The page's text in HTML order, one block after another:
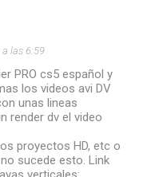
las 6:59
PRO cs5 español y
los videos avi DV
unas lineas
render dv el video
proyectos HD, etc o
sucede esto. Link